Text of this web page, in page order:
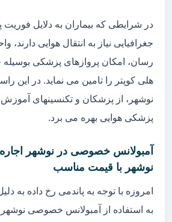
در شرایطی که بیماران به دلایل
جغرافیایی نیاز به انتقال هوایی دارند،
رسان، امکان پروازهای پزشکی بوسیله
هلی کوپتر را تامین می نماید. در این
نوشهر، از پزشکان و تکنسینهای آموزش
پزشکی هوایی بهره می برد.
آمبولانس خصوصی در نوشهر اجاره
نوشهر با قیمت مناسب
امروزه با توجه به پاندمی رخ داده به
به استفاده از آمبولانس خصوصی